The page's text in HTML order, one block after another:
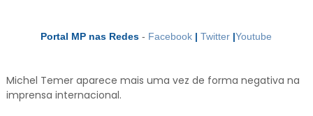
Portal MP nas Redes - Facebook | Twitter |Youtube
Michel Temer aparece mais uma vez de forma negativa na
imprensa internacional.